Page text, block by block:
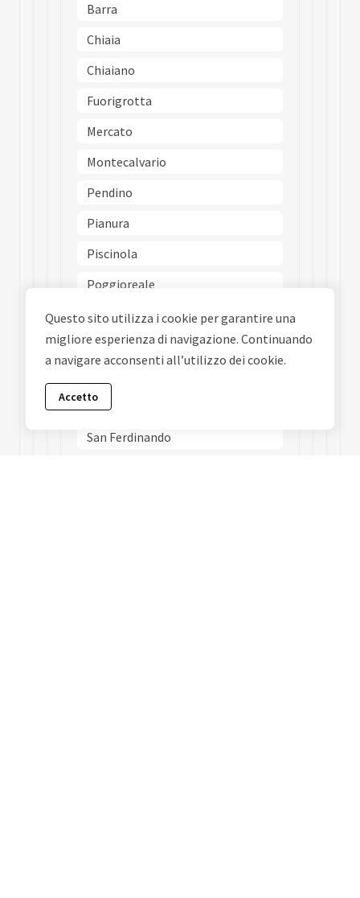
Barra
Chiaia
Chiaiano
Fuorigrotta
Mercato
Montecalvario
Pendino
Pianura
Piscinola
Poggioreale
Ponticelli
Porto
San Carlo Allarena
San Ferdinando
Questo sito utilizza i cookie per garantire una
migliore esperienza di navigazione. Continuando
a navigare acconsenti all’utilizzo dei cookie.
Accetto